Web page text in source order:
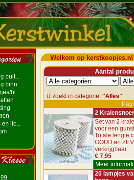
buit...
binn...
bl...
en lic...
Welkom op kerstkoopjes.nl
Aantal
U zoekt in categorie: "Alles"
2
Set van 2
voor een
Totale lengte
GOUD en
verkrijgbaar
€ 7,95
Meer
20 lampjes